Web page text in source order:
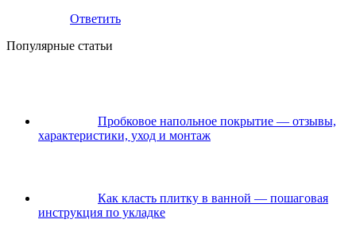
Ответить
Популярные статьи
Пробковое напольное покрытие — отзывы,
характеристики, уход и монтаж
Как класть плитку в ванной — пошаговая
инструкция по укладке